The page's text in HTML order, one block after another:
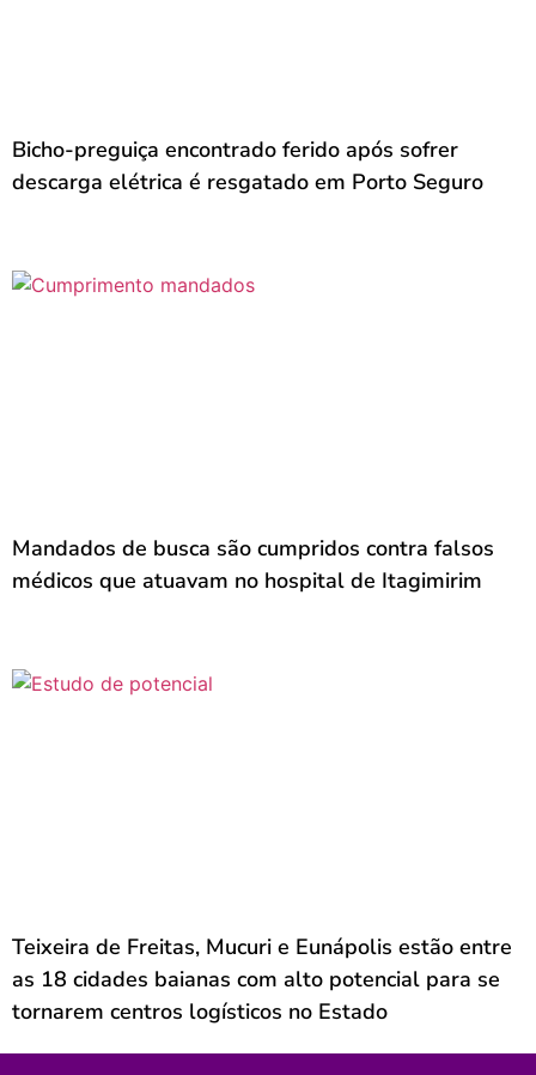
Bicho-preguiça encontrado ferido após sofrer
descarga elétrica é resgatado em Porto Seguro
Mandados de busca são cumpridos contra falsos
médicos que atuavam no hospital de Itagimirim
Teixeira de Freitas, Mucuri e Eunápolis estão entre
as 18 cidades baianas com alto potencial para se
tornarem centros logísticos no Estado